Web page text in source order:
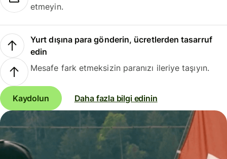
etmeyin.
Yurt dışına para gönderin, ücretlerden tasarruf
edin
Mesafe fark etmeksizin paranızı ileriye taşıyın.
Kaydolun Daha fazla bilgi edinin